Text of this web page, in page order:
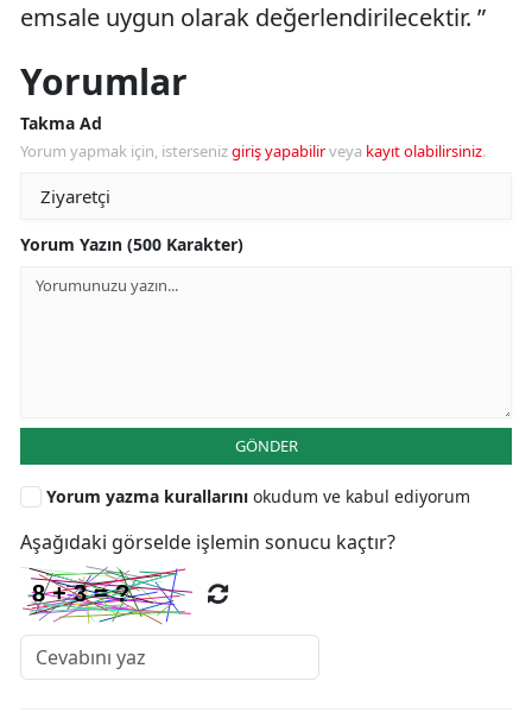
emsale uygun olarak değerlendirilecektir. ”
Yorumlar
Takma Ad
Yorum yapmak için, istersenizgiriş yapabilirveya kayıt olabilirsiniz.
Yorum Yazın (500 Karakter)
GÖNDER
Yorum yazma kurallarını okudum ve kabul ediyorum
Aşağıdaki görselde işlemin sonucu kaçtır?